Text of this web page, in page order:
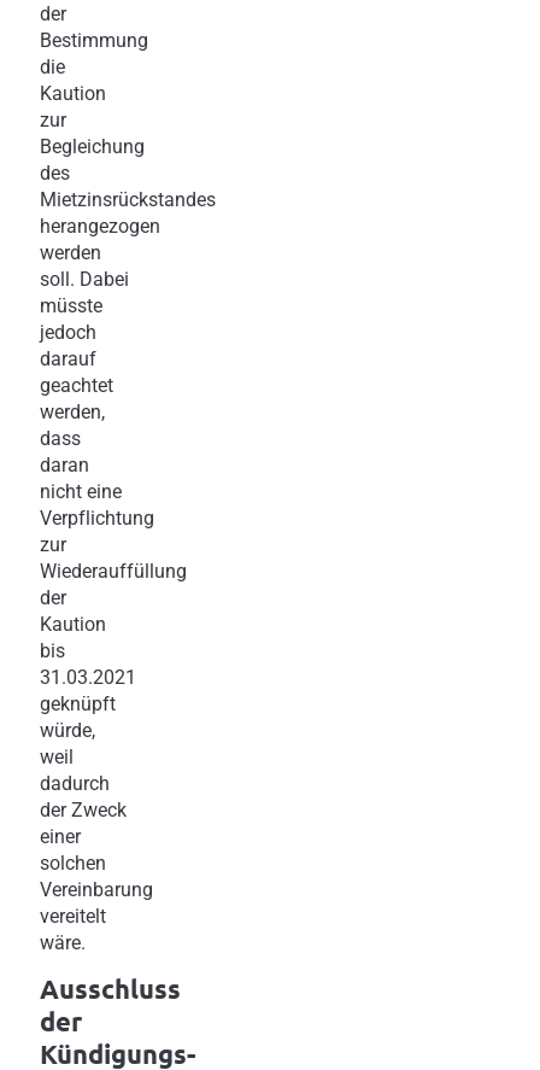
der
Bestimmung
die
Kaution
zur
Begleichung
des
Mietzinsrückstandes
herangezogen
werden
soll. Dabei
müsste
jedoch
darauf
geachtet
werden,
dass
daran
nicht eine
Verpflichtung
zur
Wiederauffüllung
der
Kaution
bis
31.03.2021
geknüpft
würde,
weil
dadurch
der Zweck
einer
solchen
Vereinbarung
vereitelt
wäre.
Ausschluss
der
Kündigungs-